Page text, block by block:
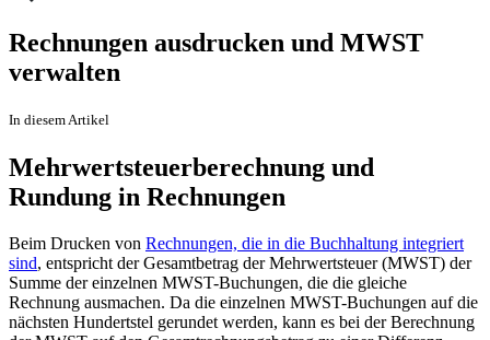
Rechnungen ausdrucken und MWST
verwalten
In diesem Artikel
Mehrwertsteuerberechnung und
Rundung in Rechnungen
Beim Drucken von Rechnungen, die in die Buchhaltung integriert
sind, entspricht der Gesamtbetrag der Mehrwertsteuer (MWST) der
Summe der einzelnen MWST-Buchungen, die die gleiche
Rechnung ausmachen. Da die einzelnen MWST-Buchungen auf die
nächsten Hundertstel gerundet werden, kann es bei der Berechnung